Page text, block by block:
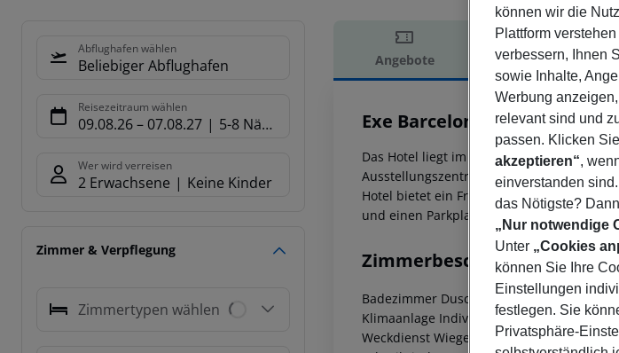
Abflughafen wählen
Beliebiger Abflughafen
Reisezeitraum wählen
09.08.26– 07.08.27 5-8 Nächte
Wer wird verreisen
2 Erwachsene Keine Kinder
Zimmer & Verpflegung
Zimmertypen wählen
Angebote
Exe Barcelona Gate
Das Hotel liegt im Herzen von Sant Joan
Ausstellungszentrums Cornellá, des
Hotel bietet ein Frühstücksbuffet, ein
und einen Parkplatz. Das Hotel bietet
Zimmerbeschreibung
Badezimmer Dusche Badewanne
Klimaanlage Individuell regulierbare
Weckdienst Wiege auf Bestellung 220V
können wir die
Plattform verstehen
verbessern, Ihnen
sowie Inhalte,
Werbung
relevant sind und
passen. Klicken
akzeptieren“,
einverstanden
das Nötigste?
„Nur notwendige
Unter „Cookies
können Sie Ihre
Einstellungen
festlegen. Sie
Privatsphäre-